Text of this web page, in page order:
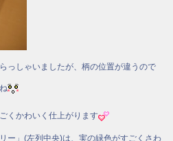
っしゃいましたが、柄の位置が違うので
くかわいく仕上がります
ー」(左列中央)は、実の緑色がすごくさわ